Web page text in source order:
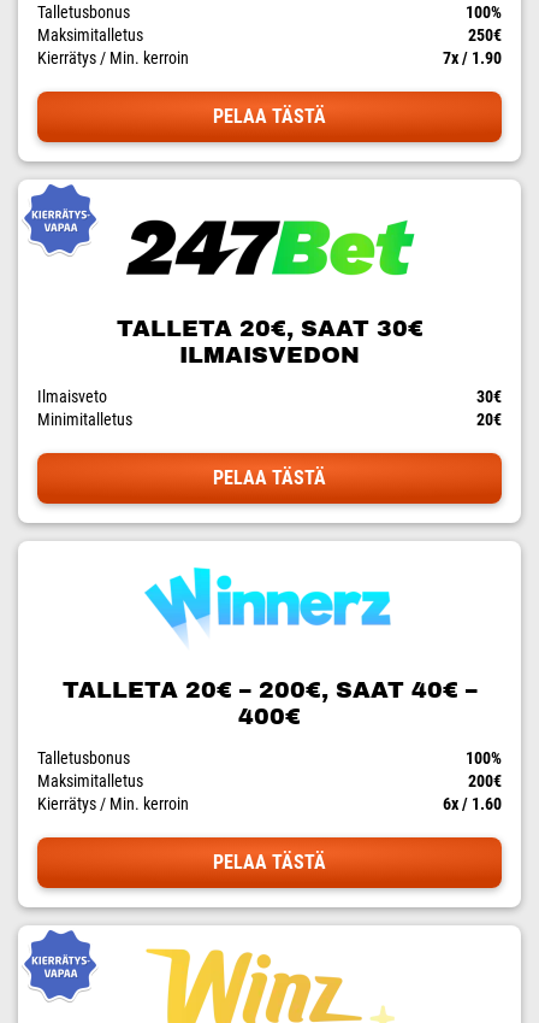
Talletusbonus
100%
Maksimitalletus
250€
Kierrätys / Min. kerroin
7x / 1.90
PELAA TÄSTÄ
TALLETA 20€, SAAT 30€
ILMAISVEDON
Ilmaisveto
30€
Minimitalletus
20€
PELAA TÄSTÄ
TALLETA 20€ – 200€, SAAT 40€ –
400€
Talletusbonus
100%
Maksimitalletus
200€
Kierrätys / Min. kerroin
6x / 1.60
PELAA TÄSTÄ